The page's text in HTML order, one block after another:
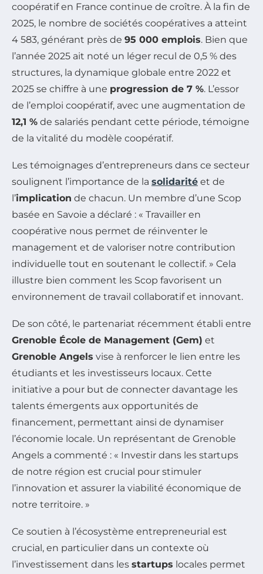
coopératif en France continue de croître. À la fin de
2025, le nombre de sociétés coopératives a atteint
4 583, générant près de 95 000 emplois. Bien que
l’année 2025 ait noté un léger recul de 0,5 % des
structures, la dynamique globale entre 2022 et
2025 se chiffre à une progression de 7 %. L’essor
de l’emploi coopératif, avec une augmentation de
12,1 % de salariés pendant cette période, témoigne
de la vitalité du modèle coopératif.
Les témoignages d’entrepreneurs dans ce secteur
soulignent l’importance de la solidarité et de
l’implication de chacun. Un membre d’une Scop
basée en Savoie a déclaré : « Travailler en
coopérative nous permet de réinventer le
management et de valoriser notre contribution
individuelle tout en soutenant le collectif. » Cela
illustre bien comment les Scop favorisent un
environnement de travail collaboratif et innovant.
De son côté, le partenariat récemment établi entre
Grenoble École de Management (Gem) et
Grenoble Angels vise à renforcer le lien entre les
étudiants et les investisseurs locaux. Cette
initiative a pour but de connecter davantage les
talents émergents aux opportunités de
financement, permettant ainsi de dynamiser
l’économie locale. Un représentant de Grenoble
Angels a commenté : « Investir dans les startups
de notre région est crucial pour stimuler
l’innovation et assurer la viabilité économique de
notre territoire. »
Ce soutien à l’écosystème entrepreneurial est
crucial, en particulier dans un contexte où
l’investissement dans les startups locales permet